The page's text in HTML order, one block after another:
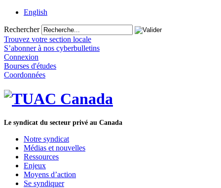
English
Rechercher
Trouvez votre section locale
S’abonner à nos cyberbulletins
Connexion
Bourses d'études
Coordonnées
Le syndicat du secteur privé au Canada
Notre syndicat
Médias et nouvelles
Ressources
Enjeux
Moyens d’action
Se syndiquer